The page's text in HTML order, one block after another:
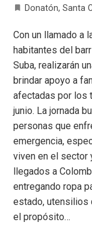
Donatón,Santa
Con un llamado a
habitantes del
Suba, realizarán
brindar apoyo a
afectadas por los
junio. La jornada
personas que
emergencia,
viven en el sector
llegados a
entregando ropa
estado, utensilios
el propósito…